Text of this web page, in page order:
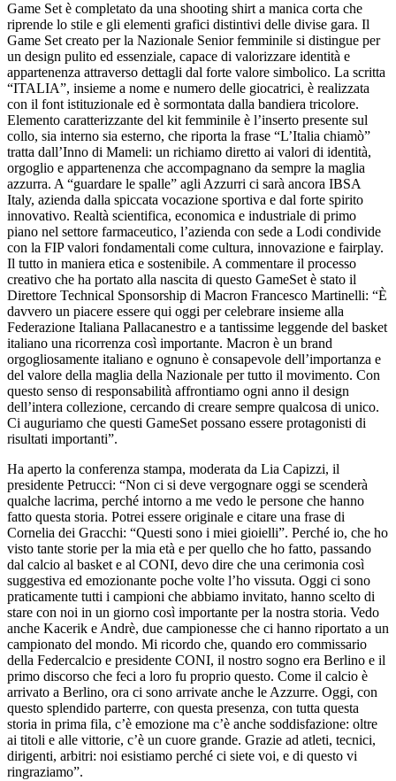
Game Set è completato da una shooting shirt a manica corta che
riprende lo stile e gli elementi grafici distintivi delle divise gara. Il
Game Set creato per la Nazionale Senior femminile si distingue per
un design pulito ed essenziale, capace di valorizzare identità e
appartenenza attraverso dettagli dal forte valore simbolico. La scritta
“ITALIA”, insieme a nome e numero delle giocatrici, è realizzata
con il font istituzionale ed è sormontata dalla bandiera tricolore.
Elemento caratterizzante del kit femminile è l’inserto presente sul
collo, sia interno sia esterno, che riporta la frase “L’Italia chiamò”
tratta dall’Inno di Mameli: un richiamo diretto ai valori di identità,
orgoglio e appartenenza che accompagnano da sempre la maglia
azzurra. A “guardare le spalle” agli Azzurri ci sarà ancora IBSA
Italy, azienda dalla spiccata vocazione sportiva e dal forte spirito
innovativo. Realtà scientifica, economica e industriale di primo
piano nel settore farmaceutico, l’azienda con sede a Lodi condivide
con la FIP valori fondamentali come cultura, innovazione e fairplay.
Il tutto in maniera etica e sostenibile. A commentare il processo
creativo che ha portato alla nascita di questo GameSet è stato il
Direttore Technical Sponsorship di Macron Francesco Martinelli: “È
davvero un piacere essere qui oggi per celebrare insieme alla
Federazione Italiana Pallacanestro e a tantissime leggende del basket
italiano una ricorrenza così importante. Macron è un brand
orgogliosamente italiano e ognuno è consapevole dell’importanza e
del valore della maglia della Nazionale per tutto il movimento. Con
questo senso di responsabilità affrontiamo ogni anno il design
dell’intera collezione, cercando di creare sempre qualcosa di unico.
Ci auguriamo che questi GameSet possano essere protagonisti di
risultati importanti”.
Ha aperto la conferenza stampa, moderata da Lia Capizzi, il
presidente Petrucci: “Non ci si deve vergognare oggi se scenderà
qualche lacrima, perché intorno a me vedo le persone che hanno
fatto questa storia. Potrei essere originale e citare una frase di
Cornelia dei Gracchi: “Questi sono i miei gioielli”. Perché io, che ho
visto tante storie per la mia età e per quello che ho fatto, passando
dal calcio al basket e al CONI, devo dire che una cerimonia così
suggestiva ed emozionante poche volte l’ho vissuta. Oggi ci sono
praticamente tutti i campioni che abbiamo invitato, hanno scelto di
stare con noi in un giorno così importante per la nostra storia. Vedo
anche Kacerik e Andrè, due campionesse che ci hanno riportato a un
campionato del mondo. Mi ricordo che, quando ero commissario
della Federcalcio e presidente CONI, il nostro sogno era Berlino e il
primo discorso che feci a loro fu proprio questo. Come il calcio è
arrivato a Berlino, ora ci sono arrivate anche le Azzurre. Oggi, con
questo splendido parterre, con questa presenza, con tutta questa
storia in prima fila, c’è emozione ma c’è anche soddisfazione: oltre
ai titoli e alle vittorie, c’è un cuore grande. Grazie ad atleti, tecnici,
dirigenti, arbitri: noi esistiamo perché ci siete voi, e di questo vi
ringraziamo”.